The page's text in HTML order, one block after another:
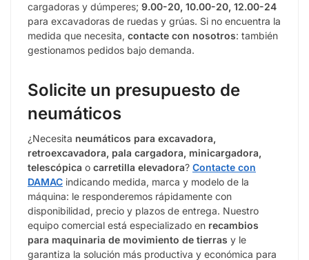
cargadoras y dúmperes; 9.00-20, 10.00-20, 12.00-24
para excavadoras de ruedas y grúas. Si no encuentra la
medida que necesita, contacte con nosotros: también
gestionamos pedidos bajo demanda.
Solicite un presupuesto de
neumáticos
¿Necesita neumáticos para excavadora,
retroexcavadora, pala cargadora, minicargadora,
telescópica o carretilla elevadora? Contacte con
DAMAC indicando medida, marca y modelo de la
máquina: le responderemos rápidamente con
disponibilidad, precio y plazos de entrega. Nuestro
equipo comercial está especializado en recambios
para maquinaria de movimiento de tierras y le
garantiza la solución más productiva y económica para